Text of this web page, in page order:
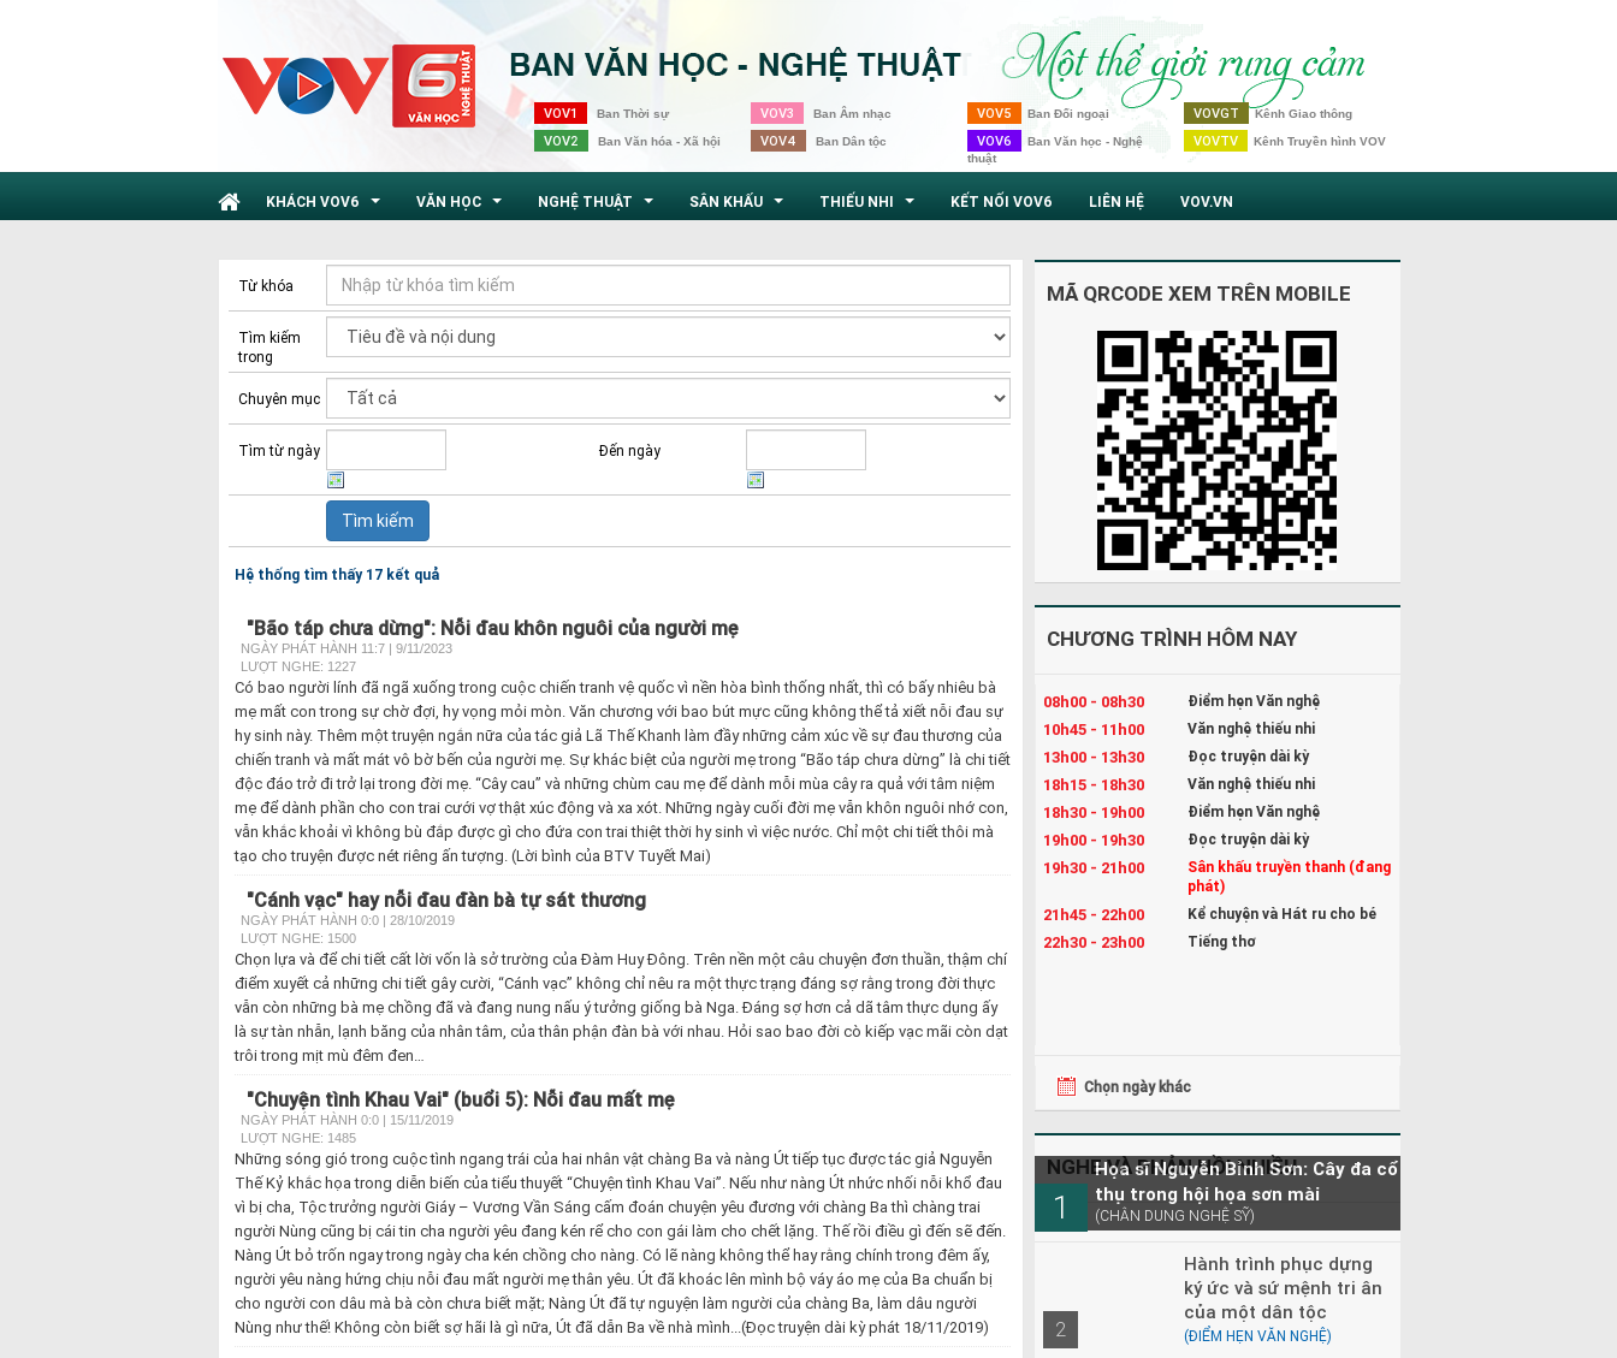
VOV1 Ban Thời sự
VOV2 Ban Văn hóa - Xã hội
VOV3 Ban Âm nhạc
VOV4 Ban Dân tộc
VOV5 Ban Đối ngoại
VOV6 Ban Văn học - Nghệ
thuật
VOVGT Kênh Giao thông
VOVTV Kênh Truyền hình VOV
KHÁCH VOV6 VĂN HỌC NGHỆ THUẬT SÂN KHẤU THIẾU NHI KẾT NỐI VOV6 LIÊN HỆ VOV.VN
Từ khóa
Tìm kiếm
trong
Chuyên mục
Tìm từ ngày Đến ngày
Hệ thống tìm thấy 17 kết quả
"Bão táp chưa dừng": Nỗi đau khôn nguôi của người mẹ
NGÀY PHÁT HÀNH 11:7 | 9/11/2023
LƯỢT NGHE: 1227
Có bao người lính đã ngã xuống trong cuộc chiến tranh vệ quốc vì nền hòa bình thống nhất, thì có bấy nhiêu bà
mẹ mất con trong sự chờ đợi, hy vọng mỏi mòn. Văn chương với bao bút mực cũng không thể tả xiết nỗi đau sự
hy sinh này. Thêm một truyện ngắn nữa của tác giả Lã Thế Khanh làm đầy những cảm xúc về sự đau thương của
chiến tranh và mất mát vô bờ bến của người mẹ. Sự khác biệt của người mẹ trong “Bão táp chưa dừng” là chi tiết
độc đáo trở đi trở lại trong đời mẹ. “Cây cau” và những chùm cau mẹ để dành mỗi mùa cây ra quả với tâm niệm
mẹ để dành phần cho con trai cưới vợ thật xúc động và xa xót. Những ngày cuối đời mẹ vẫn khôn nguôi nhớ con,
vẫn khắc khoải vì không bù đắp được gì cho đứa con trai thiệt thời hy sinh vì việc nước. Chỉ một chi tiết thôi mà
tạo cho truyện được nét riêng ấn tượng. (Lời bình của BTV Tuyết Mai)
"Cánh vạc" hay nỗi đau đàn bà tự sát thương
NGÀY PHÁT HÀNH 0:0 | 28/10/2019
LƯỢT NGHE: 1500
Chọn lựa và để chi tiết cất lời vốn là sở trường của Đàm Huy Đông. Trên nền một câu chuyện đơn thuần, thậm chí
điểm xuyết cả những chi tiết gây cười, “Cánh vạc” không chỉ nêu ra một thực trạng đáng sợ rằng trong đời thực
vẫn còn những bà mẹ chồng đã và đang nung nấu ý tưởng giống bà Nga. Đáng sợ hơn cả dã tâm thực dụng ấy
là sự tàn nhẫn, lạnh băng của nhân tâm, của thân phận đàn bà với nhau. Hỏi sao bao đời cò kiếp vạc mãi còn dạt
trôi trong mịt mù đêm đen…
"Chuyện tình Khau Vai" (buổi 5): Nỗi đau mất mẹ
NGÀY PHÁT HÀNH 0:0 | 15/11/2019
LƯỢT NGHE: 1485
Những sóng gió trong cuộc tình ngang trái của hai nhân vật chàng Ba và nàng Út tiếp tục được tác giả Nguyễn
Thế Kỷ khắc họa trong diễn biến của tiểu thuyết “Chuyện tình Khau Vai”. Nếu như nàng Út nhức nhối nỗi khổ đau
vì bị cha, Tộc trưởng người Giáy – Vương Vần Sáng cấm đoán chuyện yêu đương với chàng Ba thì chàng trai
người Nùng cũng bị cái tin cha người yêu đang kén rể cho con gái làm cho chết lặng. Thế rồi điều gì đến sẽ đến.
Nàng Út bỏ trốn ngay trong ngày cha kén chồng cho nàng. Có lẽ nàng không thể hay rằng chính trong đêm ấy,
người yêu nàng hứng chịu nỗi đau mất người mẹ thân yêu. Út đã khoác lên mình bộ váy áo mẹ của Ba chuẩn bị
cho người con dâu mà bà còn chưa biết mặt; Nàng Út đã tự nguyện làm người của chàng Ba, làm dâu người
Nùng như thế! Không còn biết sợ hãi là gì nữa, Út đã dẫn Ba về nhà mình...(Đọc truyện dài kỳ phát 18/11/2019)
MÃ QRCODE XEM TRÊN MOBILE
CHƯƠNG TRÌNH HÔM NAY
08h00 - 08h30 Điểm hẹn Văn nghệ
10h45 - 11h00 Văn nghệ thiếu nhi
13h00 - 13h30 Đọc truyện dài kỳ
18h15 - 18h30 Văn nghệ thiếu nhi
18h30 - 19h00 Điểm hẹn Văn nghệ
19h00 - 19h30 Đọc truyện dài kỳ
19h30 - 21h00
Sân khấu truyền thanh (đang
phát)
21h45 - 22h00 Kể chuyện và Hát ru cho bé
22h30 - 23h00 Tiếng thơ
Chọn ngày khác
NGHE VÀ PHẢN HỒI NHIỀU
1
Họa sĩ Nguyễn Bỉnh Sơn: Cây đa cổ
thụ trong hội họa sơn mài
(CHÂN DUNG NGHỆ SỸ)
2
Hành trình phục dựng
ký ức và sứ mệnh tri ân
của một dân tộc
(ĐIỂM HẸN VĂN NGHỆ)